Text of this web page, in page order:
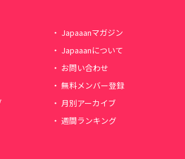
Japaaanマガジン
Japaaanについて
お問い合わせ
無料メンバー登録
月別アーカイブ
週間ランキング